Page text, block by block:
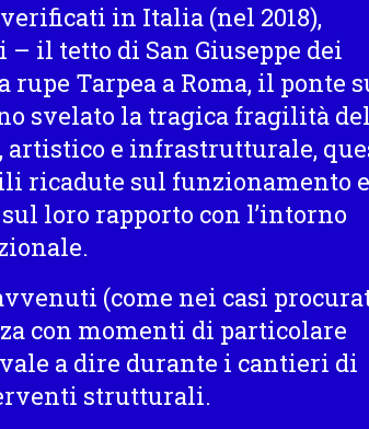
in Italia (nel 2018),
il tetto di San Giuseppe dei
Tarpea a Roma, il ponte
svelato la tragica fragilità del
e infrastrutturale,
ricadute sul funzionamento e
loro rapporto con l’intorno
(come nei casi
con momenti di particolare
a dire durante i cantieri di
strutturali.